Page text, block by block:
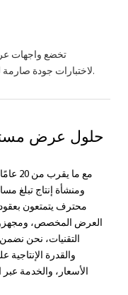
تخضع واجهات
لاختبارات جودة صارمة لضمان المتانة والجماليات.
حلول عرض
محترف يتمتعون
العرض المخصص،
التقنيات، نحن
والقدرة